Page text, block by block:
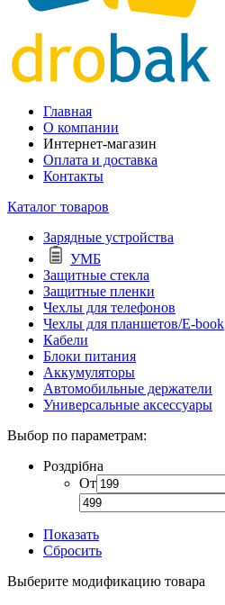
Главная
О компании
Интернет-магазин
Оплата и доставка
Контакты
Каталог товаров
Зарядные устройства
УМБ
Защитные стекла
Защитные пленки
Чехлы для телефонов
Чехлы для планшетов/E-book
Кабели
Блоки питания
Аккумуляторы
Автомобильные держатели
Универсальные аксессуары
Выбор по параметрам:
Роздрібна
От
Показать
Сбросить
Выберите модификацию товара